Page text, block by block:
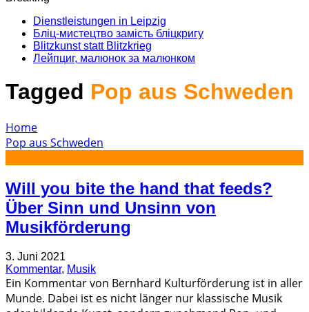
Dienstleistungen in Leipzig
Бліц-мистецтво замість бліцкригу
Blitzkunst statt Blitzkrieg
Лейпциг, малюнок за малюнком
Tagged Pop aus Schweden
Home
Pop aus Schweden
Will you bite the hand that feeds?
Über Sinn und Unsinn von
Musikförderung
3. Juni 2021
Kommentar, Musik
Ein Kommentar von Bernhard Kulturförderung ist in aller
Munde. Dabei ist es nicht länger nur klassische Musik